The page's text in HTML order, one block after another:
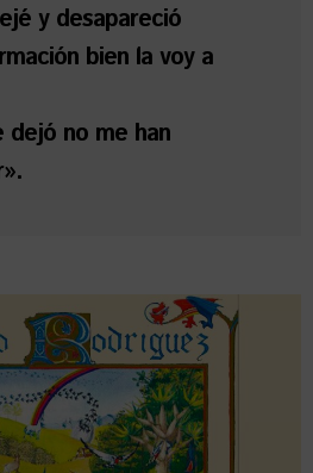
y desapareció
bien la voy a
dejó no me han